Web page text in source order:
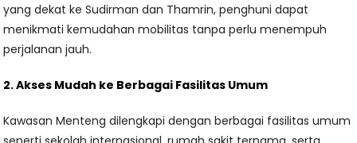
yang dekat ke Sudirman dan Thamrin, penghuni dapat
menikmati kemudahan mobilitas tanpa perlu menempuh
perjalanan jauh.
2. Akses Mudah ke Berbagai Fasilitas Umum
Kawasan Menteng dilengkapi dengan berbagai fasilitas umum